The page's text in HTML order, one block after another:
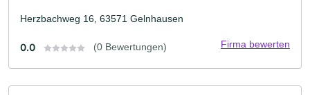
Herzbachweg 16, 63571 Gelnhausen
0.0 (0 Bewertungen) Firma bewerten